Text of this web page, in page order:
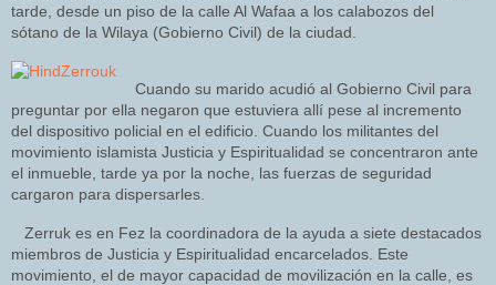
tarde, desde un piso de la calle Al Wafaa a los calabozos del
sótano de la Wilaya (Gobierno Civil) de la ciudad.
Cuando su marido acudió al Gobierno Civil para
preguntar por ella negaron que estuviera allí pese al incremento
del dispositivo policial en el edificio. Cuando los militantes del
movimiento islamista Justicia y Espiritualidad se concentraron ante
el inmueble, tarde ya por la noche, las fuerzas de seguridad
cargaron para dispersarles.
Zerruk es en Fez la coordinadora de la ayuda a siete destacados
miembros de Justicia y Espiritualidad encarcelados. Este
movimiento, el de mayor capacidad de movilización en la calle, es